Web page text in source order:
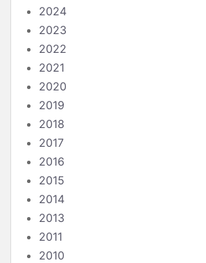
2024
2023
2022
2021
2020
2019
2018
2017
2016
2015
2014
2013
2011
2010